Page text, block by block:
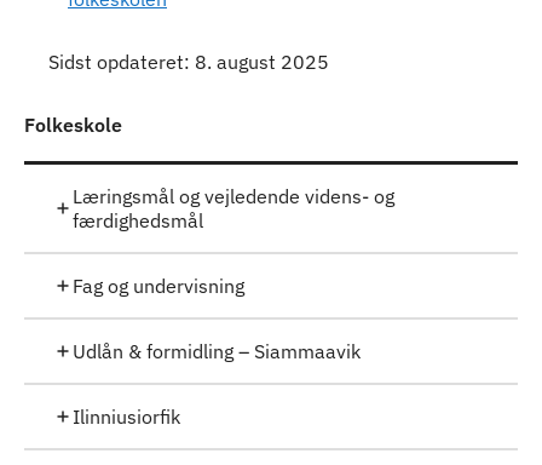
Sidst opdateret: 8. august 2025
Folkeskole
Læringsmål og vejledende videns- og
færdighedsmål
Fag og undervisning
Udlån & formidling – Siammaavik
Ilinniusiorfik